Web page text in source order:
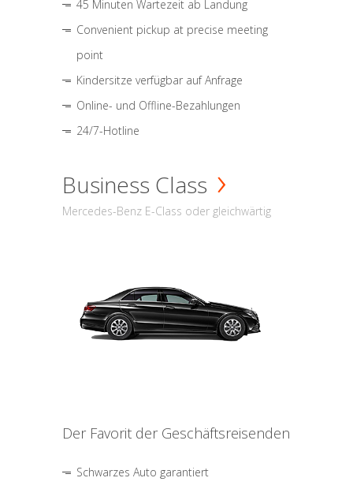
45 Minuten Wartezeit ab Landung
Convenient pickup at precise meeting
point
Kindersitze verfügbar auf Anfrage
Online- und Offline-Bezahlungen
24/7-Hotline
Business Class
Mercedes-Benz E-Class oder gleichwärtig
Der Favorit der Geschäftsreisenden
Schwarzes Auto garantiert